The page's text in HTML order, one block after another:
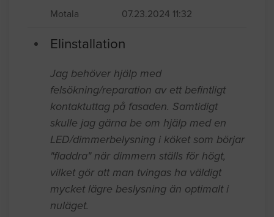
Motala 07.23.2024 11:32
Elinstallation
Jag behöver hjälp med
felsökning/reparation av ett befintligt
kontaktuttag på fasaden. Samtidigt
skulle jag gärna be om hjälp med en
LED/dimmerbelysning i köket som börjar
"fladdra" när dimmern ställs för högt,
vilket gör att man tvingas ha väldigt
mycket lägre beslysning än optimalt i
nuläget.